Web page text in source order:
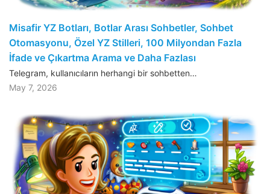
Misafir YZ Botları, Botlar Arası Sohbetler, Sohbet
Otomasyonu, Özel YZ Stilleri, 100 Milyondan Fazla
İfade ve Çıkartma Arama ve Daha Fazlası
Telegram, kullanıcıların herhangi bir sohbetten…
May 7, 2026